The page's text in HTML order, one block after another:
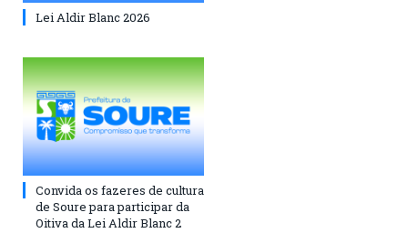
Lei Aldir Blanc 2026
Convida os fazeres de cultura
de Soure para participar da
Oitiva da Lei Aldir Blanc 2